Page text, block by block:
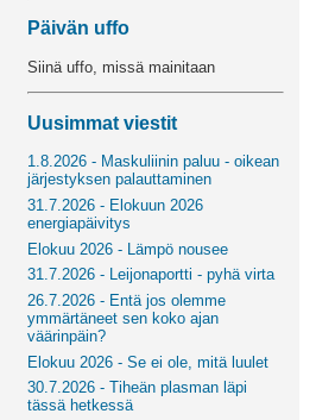
Päivän uffo
Siinä uffo, missä mainitaan
Uusimmat viestit
1.8.2026 - Maskuliinin paluu - oikean
järjestyksen palauttaminen
31.7.2026 - Elokuun 2026
energiapäivitys
Elokuu 2026 - Lämpö nousee
31.7.2026 - Leijonaportti - pyhä virta
26.7.2026 - Entä jos olemme
ymmärtäneet sen koko ajan
väärinpäin?
Elokuu 2026 - Se ei ole, mitä luulet
30.7.2026 - Tiheän plasman läpi
tässä hetkessä